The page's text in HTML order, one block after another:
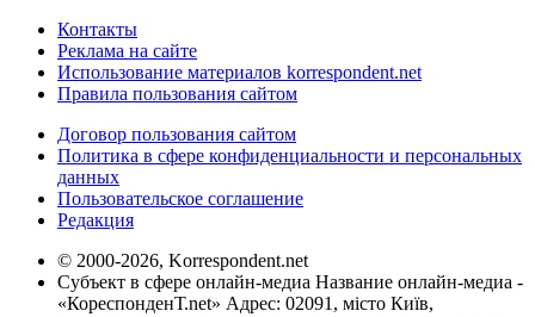
Контакты
Реклама на сайте
Использование материалов korrespondent.net
Правила пользования сайтом
Договор пользования сайтом
Политика в сфере конфиденциальности и персональных
данных
Пользовательское соглашение
Редакция
© 2000-2026, Korrespondent.net
Субъект в сфере онлайн-медиа Название онлайн-медиа -
«КореспонденТ.net» Адрес: 02091, місто Київ,